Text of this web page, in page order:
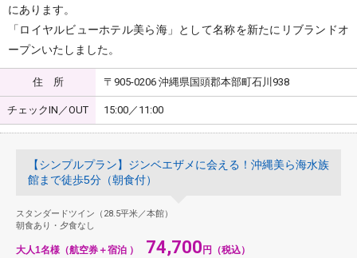
にあります。
「ロイヤルビューホテル美ら海」として名称を新たにリブランドオ
ープンいたしました。
住 所 〒905-0206 沖縄県国頭郡本部町石川938
チェックIN／OUT 15:00／11:00
【シンプルプラン】ジンベエザメに会える！沖縄美ら海水族
館まで徒歩5分（朝食付）
スタンダードツイン（28.5平米／本館）
朝食あり・夕食なし
大人1名様（航空券＋宿泊 ） 74,700円（税込）